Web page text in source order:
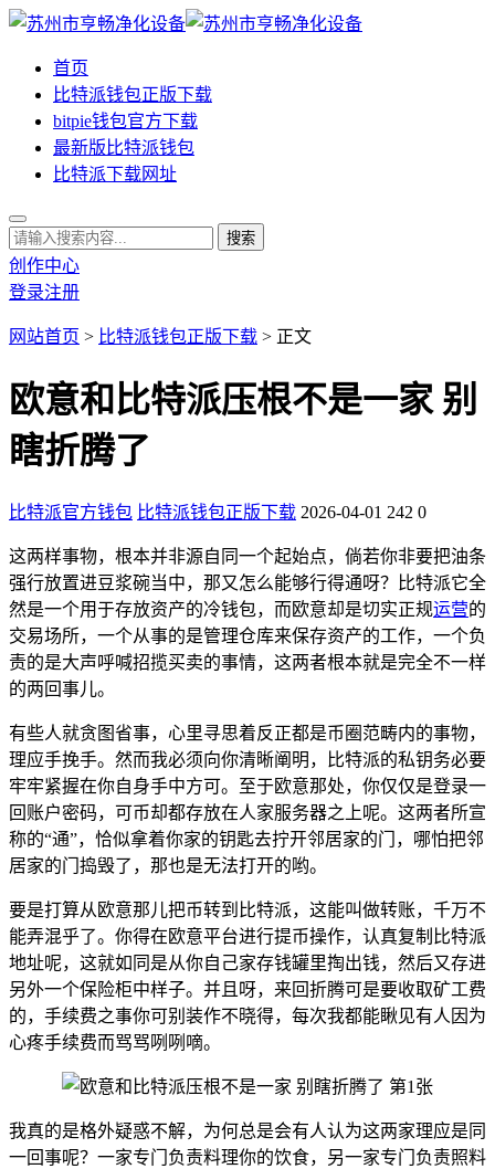
首页
比特派钱包正版下载
bitpie钱包官方下载
最新版比特派钱包
比特派下载网址
创作中心
登录注册
网站首页 > 比特派钱包正版下载 > 正文
欧意和比特派压根不是一家 别
瞎折腾了
比特派官方钱包 比特派钱包正版下载 2026-04-01 242 0
这两样事物，根本并非源自同一个起始点，倘若你非要把油条
强行放置进豆浆碗当中，那又怎么能够行得通呀？比特派它全
然是一个用于存放资产的冷钱包，而欧意却是切实正规运营的
交易场所，一个从事的是管理仓库来保存资产的工作，一个负
责的是大声呼喊招揽买卖的事情，这两者根本就是完全不一样
的两回事儿。
有些人就贪图省事，心里寻思着反正都是币圈范畴内的事物，
理应手挽手。然而我必须向你清晰阐明，比特派的私钥务必要
牢牢紧握在你自身手中方可。至于欧意那处，你仅仅是登录一
回账户密码，可币却都存放在人家服务器之上呢。这两者所宣
称的“通”，恰似拿着你家的钥匙去拧开邻居家的门，哪怕把邻
居家的门捣毁了，那也是无法打开的哟。
要是打算从欧意那儿把币转到比特派，这能叫做转账，千万不
能弄混乎了。你得在欧意平台进行提币操作，认真复制比特派
地址呢，这就如同是从你自己家存钱罐里掏出钱，然后又存进
另外一个保险柜中样子。并且呀，来回折腾可是要收取矿工费
的，手续费之事你可别装作不晓得，每次我都能瞅见有人因为
心疼手续费而骂骂咧咧嘀。
我真的是格外疑惑不解，为何总是会有人认为这两家理应是同
一回事呢？一家专门负责料理你的饮食，另一家专门负责照料